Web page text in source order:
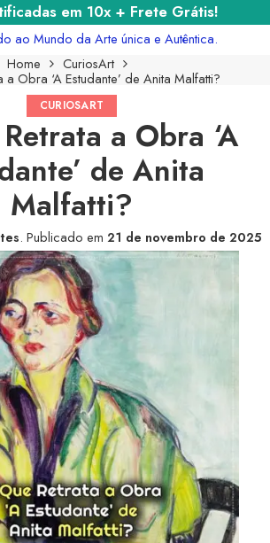
em 10x + Frete Grátis!
ao Mundo da Arte única e Autêntica.
Home
CuriosArt
a Obra ‘A Estudante’ de Anita Malfatti?
CURIOSART
a Obra ‘A
de Anita
Malfatti?
. Publicado em 21 de novembro de 2025